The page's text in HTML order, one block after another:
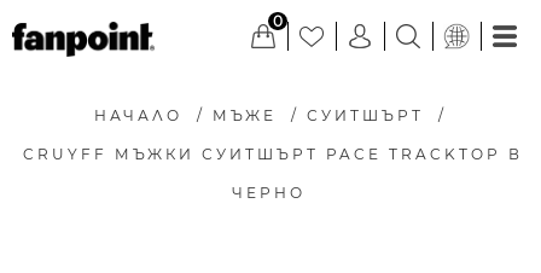
0
НАЧАЛО / МЪЖЕ / СУИТШЪРТ /
CRUYFF МЪЖКИ СУИТШЪРТ PACE TRACKTOP В
ЧЕРНО